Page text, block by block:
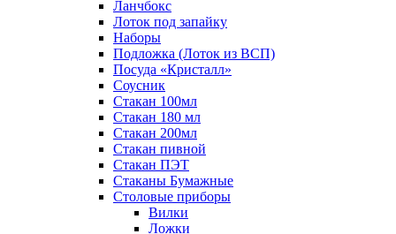
Ланчбокс
Лоток под запайку
Наборы
Подложка (Лоток из ВСП)
Посуда «Кристалл»
Соусник
Стакан 100мл
Стакан 180 мл
Стакан 200мл
Стакан пивной
Стакан ПЭТ
Стаканы Бумажные
Столовые приборы
Вилки
Ложки